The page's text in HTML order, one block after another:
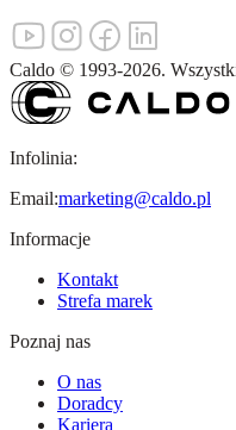
Caldo © 1993-2026.
Infolinia:
Email:marketing@caldo.pl
Informacje
Kontakt
Strefa marek
Poznaj nas
O nas
Doradcy
Kariera